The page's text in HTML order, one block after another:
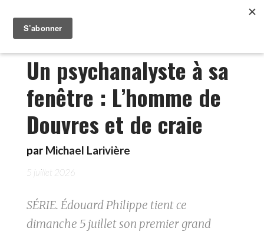
Un psychanalyste à sa
fenêtre : L’homme de
Douvres et de craie
par Michael Larivière
5 juillet 2026
SÉRIE. Édouard Philippe tient ce
dimanche 5 juillet son premier grand